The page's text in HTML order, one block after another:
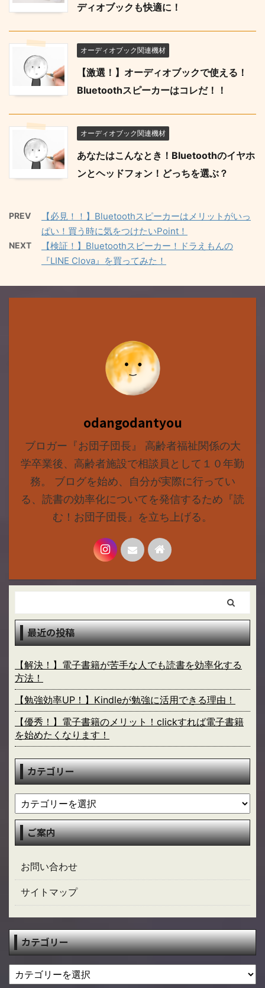
ディオブックも快適に！
オーディオブック関連機材
【激選！】オーディオブックで使える！
Bluetoothスピーカーはコレだ！！
オーディオブック関連機材
あなたはこんなとき！Bluetoothのイヤホ
ンとヘッドフォン！どっちを選ぶ？
PREV
【必見！！】Bluetoothスピーカーはメリットがいっ
ぱい！買う時に気をつけたいPoint！
NEXT
【検証！】Bluetoothスピーカー！ドラえもんの
『LINE Clova』を買ってみた！
odangodantyou
ブロガー『お団子団長』 高齢者福祉関係の大
学卒業後、高齢者施設で相談員として１０年勤
務。 ブログを始め、自分が実際に行ってい
る、読書の効率化についてを発信するため『読
む！お団子団長』を立ち上げる。
最近の投稿
【解決！】電子書籍が苦手な人でも読書を効率化する
方法！
【勉強効率UP！】Kindleが勉強に活用できる理由！
【優秀！】電子書籍のメリット！clickすれば電子書籍
を始めたくなります！
カテゴリー
ご案内
お問い合わせ
サイトマップ
カテゴリー